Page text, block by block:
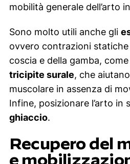
mobilità generale dell’arto
Sono molto utili anche gli
ovvero contrazioni statiche
coscia e della gamba, come
tricipite surale, che
muscolare in assenza di
Infine, posizionare l’arto in
ghiaccio.
Recupero del
e